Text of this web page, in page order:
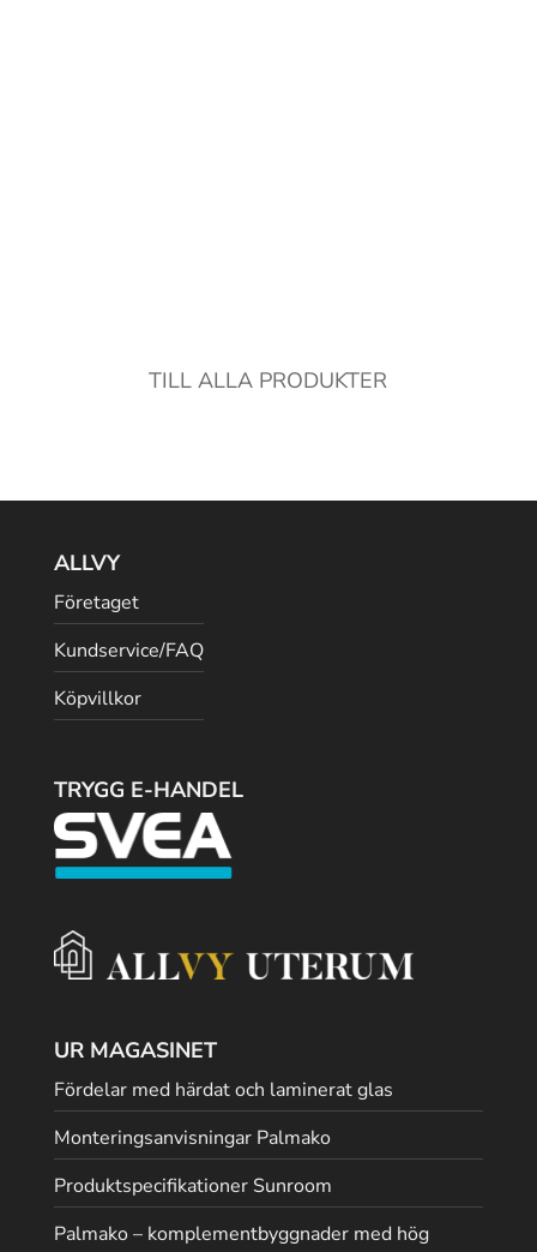
TILL ALLA PRODUKTER
ALLVY
Företaget
Kundservice/FAQ
Köpvillkor
TRYGG E-HANDEL
UR MAGASINET
Fördelar med härdat och laminerat glas
Monteringsanvisningar Palmako
Produktspecifikationer Sunroom
Palmako – komplementbyggnader med hög